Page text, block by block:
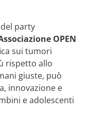
party
OPEN
sui tumori
rispetto allo
giuste, può
innovazione e
e adolescenti